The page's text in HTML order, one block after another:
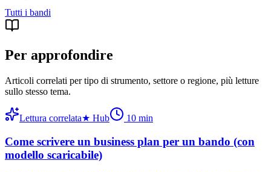
Tutti i bandi
Per approfondire
Articoli correlati per tipo di strumento, settore o regione, più letture
sullo stesso tema.
Lettura correlata★ Hub 10 min
Come scrivere un business plan per un bando (con
modello scaricabile)